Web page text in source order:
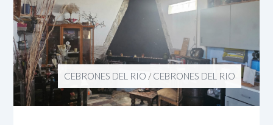
CEBRONES DEL RIO / CEBRONES DEL RIO